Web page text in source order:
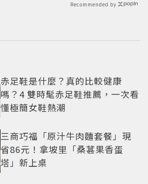
Recommended by
赤足鞋是什麼？真的比較健康
嗎？4 雙時髦赤足鞋推薦，一次看
懂極簡女鞋熱潮
三商巧福「原汁牛肉麵套餐」現
省86元！拿坡里「桑葚果香蛋
塔」新上桌